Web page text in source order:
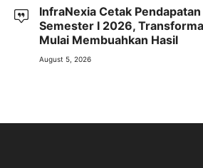
InfraNexia Cetak
Semester I 2026,
Mulai Membuahkan Hasil
August 5, 2026